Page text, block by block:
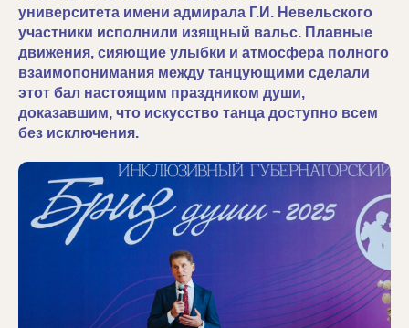
университета имени адмирала Г.И. Невельского
участники исполнили изящный вальс. Плавные
движения, сияющие улыбки и атмосфера полного
взаимопонимания между танцующими сделали
этот бал настоящим праздником души,
доказавшим, что искусство танца доступно всем
без исключения.